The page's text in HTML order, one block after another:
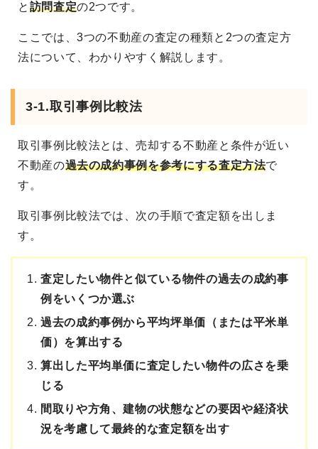
と 訪問査定の2つです。
ここでは、3つの不動産の査定の種類と2つの査定方
法について、わかりやすく解説します。
3-1.取引事例比較法
取引事例比較法とは、売却する不動産と条件が近い
不動産の過去の成約事例を参考にする査定方法で
す。
取引事例比較法では、次の手順で査定額を出しま
す。
査定したい物件と似ている物件の過去の成約事
例をいくつか選ぶ
過去の成約事例から平均坪単価（または平米単
価）を算出する
算出した平均単価に査定したい物件の広さを乗
じる
間取りや方角、建物の状態などの要因や経済状
況を考慮して最終的な査定額を出す